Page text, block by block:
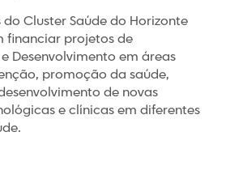
do Cluster Saúde do Horizonte
financiar projetos de
Desenvolvimento em áreas
promoção da saúde,
de novas
e clínicas em diferentes